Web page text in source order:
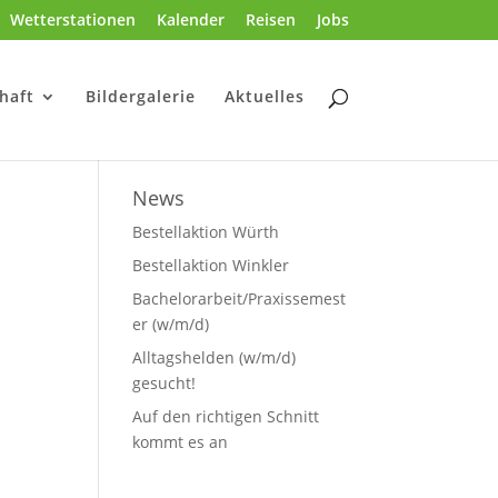
Wetterstationen Kalender Reisen Jobs
Bildergalerie Aktuelles
News
Bestellaktion Würth
Bestellaktion Winkler
Bachelorarbeit/Praxissemest
er (w/m/d)
Alltagshelden (w/m/d)
gesucht!
Auf den richtigen Schnitt
kommt es an